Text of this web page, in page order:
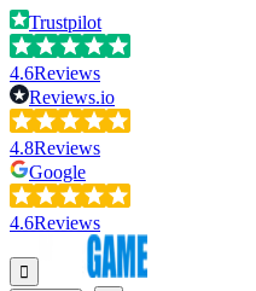
Trustpilot
4.6Reviews
Reviews.io
4.8Reviews
Google
4.6Reviews